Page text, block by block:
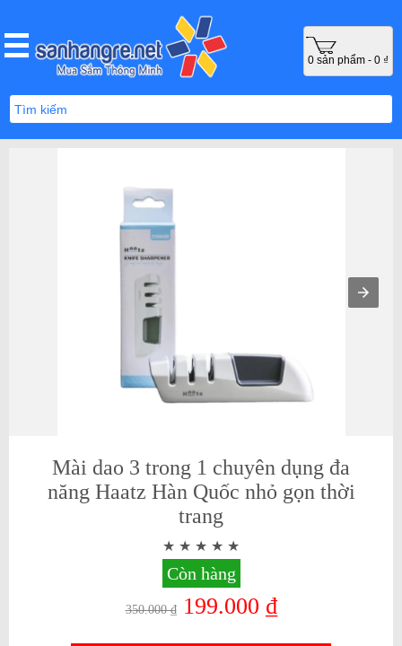
0 sản phẩm - 0 ₫
Mài dao 3 trong 1 chuyên dụng đa
năng Haatz Hàn Quốc nhỏ gọn thời
trang
Còn hàng
350.000 ₫199.000 ₫